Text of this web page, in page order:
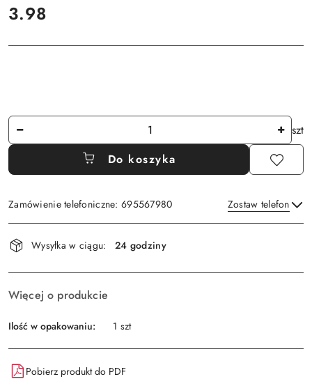
cena:
3.98
Ilość
szt
Do koszyka
Zamówienie telefoniczne: 695567980 Zostaw telefon
Dostępność
i
dostawa
Wysyłka w ciągu: 24 godziny
Więcej o produkcie
Ilość w opakowaniu: 1 szt
Pobierz produkt do PDF